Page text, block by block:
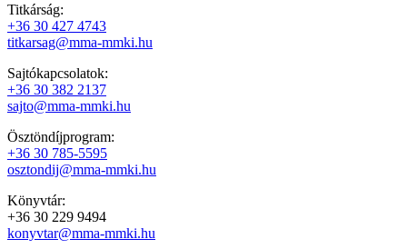
Titkárság:
+36 30 427 4743
titkarsag@mma-mmki.hu
Sajtókapcsolatok:
+36 30 382 2137
sajto@mma-mmki.hu
Ösztöndíjprogram:
+36 30 785-5595
osztondij@mma-mmki.hu
Könyvtár:
+36 30 229 9494
konyvtar@mma-mmki.hu